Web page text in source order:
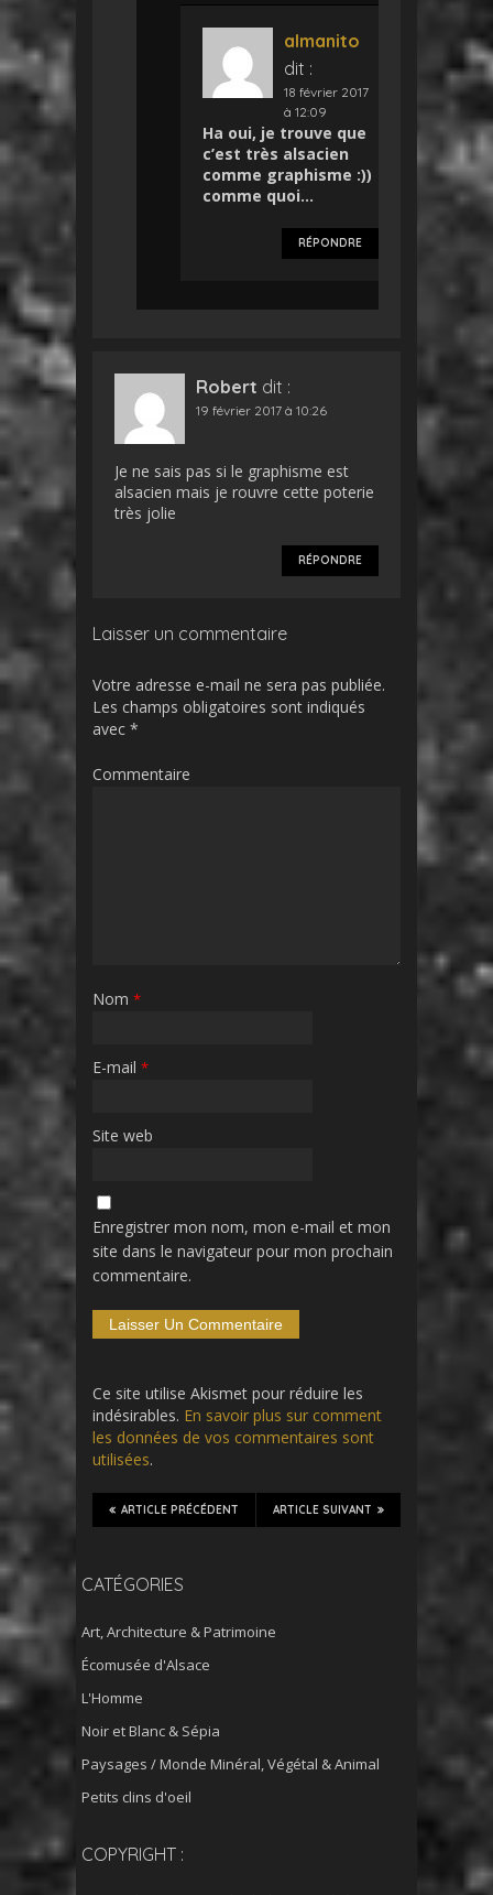
almanito
dit :
18 février 2017
à 12:09
Ha oui, je trouve que
c’est très alsacien
comme graphisme :))
comme quoi…
RÉPONDRE
Robert dit :
19 février 2017 à 10:26
Je ne sais pas si le graphisme est
alsacien mais je rouvre cette poterie
très jolie
RÉPONDRE
Laisser un commentaire
Votre adresse e-mail ne sera pas publiée.
Les champs obligatoires sont indiqués
avec *
Commentaire
Nom *
E-mail *
Site web
Enregistrer mon nom, mon e-mail et mon
site dans le navigateur pour mon prochain
commentaire.
Ce site utilise Akismet pour réduire les
indésirables. En savoir plus sur comment
les données de vos commentaires sont
utilisées.
ARTICLE SUIVANT
ARTICLE PRÉCÉDENT
CATÉGORIES
Art, Architecture & Patrimoine
Écomusée d'Alsace
L'Homme
Noir et Blanc & Sépia
Paysages / Monde Minéral, Végétal & Animal
Petits clins d'oeil
COPYRIGHT :